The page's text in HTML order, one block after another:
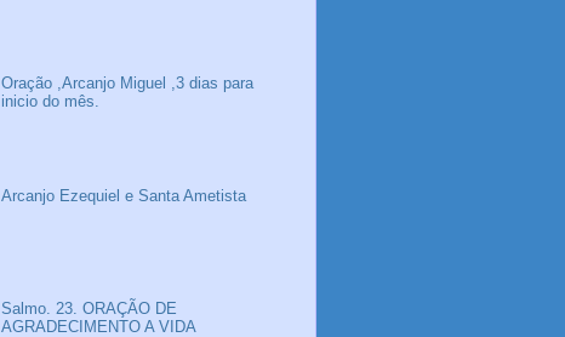
Oração ,Arcanjo Miguel ,3 dias para
inicio do mês.
Arcanjo Ezequiel e Santa Ametista
Salmo. 23. ORAÇÃO DE
AGRADECIMENTO A VIDA